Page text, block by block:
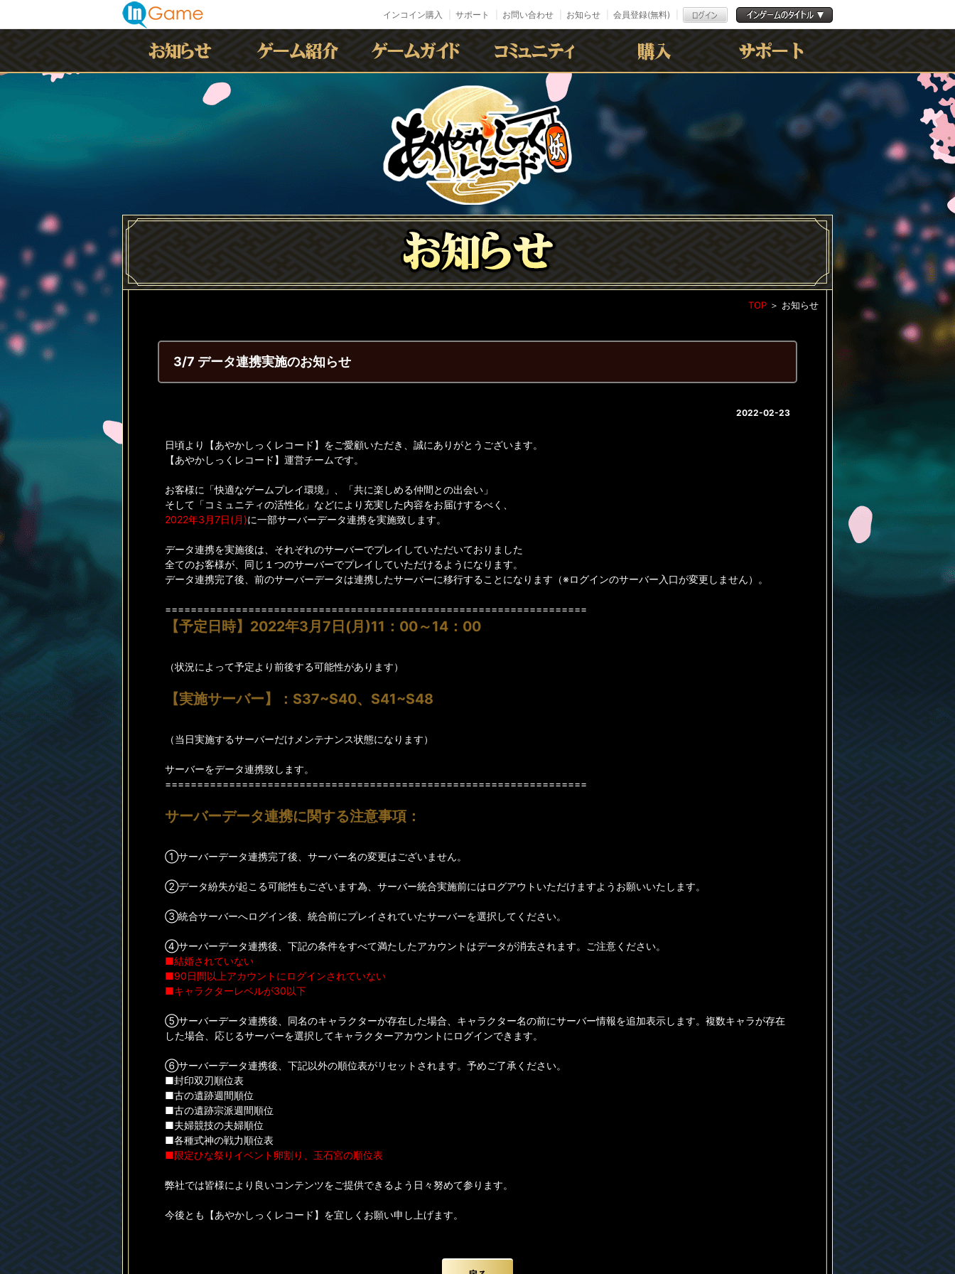
インコイン購入 サポート お問い合わせ お知らせ 会員登録(無料)
イベント 利用規約
ﾌﾟﾗｲﾊﾞｼｰﾎﾟﾘｼｰ
TOP ＞ お知らせ
3/7 データ連携実施のお知らせ
2022-02-23
日頃より【あやかしっくレコード】をご愛顧いただき、誠にありがとうございます。
【あやかしっくレコード】運営チームです。
お客様に「快適なゲームプレイ環境」、「共に楽しめる仲間との出会い」
そして「コミュニティの活性化」などにより充実した内容をお届けするべく、
2022年3月7日(月)に一部サーバーデータ連携を実施致します。
データ連携を実施後は、それぞれのサーバーでプレイしていただいておりました
全てのお客様が、同じ１つのサーバーでプレイしていただけるようになります。
データ連携完了後、前のサーバーデータは連携したサーバーに移行することになります（※ログインのサーバー入口が変更しません）。
==================================================================
【予定日時】2022年3月7日(月)11：00～14：00
（状況によって予定より前後する可能性があります）
【実施サーバー】：S37~S40、S41~S48
（当日実施するサーバーだけメンテナンス状態になります）
サーバーをデータ連携致します。
==================================================================
サーバーデータ連携に関する注意事項：
①サーバーデータ連携完了後、サーバー名の変更はございません。
②データ紛失が起こる可能性もございます為、サーバー統合実施前にはログアウトいただけますようお願いいたします。
③統合サーバーへログイン後、統合前にプレイされていたサーバーを選択してください。
④サーバーデータ連携後、下記の条件をすべて満たしたアカウントはデータが消去されます。ご注意ください。
■結婚されていない
■90日間以上アカウントにログインされていない
■キャラクターレベルが30以下
⑤サーバーデータ連携後、同名のキャラクターが存在した場合、キャラクター名の前にサーバー情報を追加表示します。複数キャラが存在
した場合、応じるサーバーを選択してキャラクターアカウントにログインできます。
⑥サーバーデータ連携後、下記以外の順位表がリセットされます。予めご了承ください。
■封印双刃順位表
■古の遺跡週間順位
■古の遺跡宗派週間順位
■夫婦競技の夫婦順位
■各種式神の戦力順位表
■限定ひな祭りイベント卵割り、玉石宮の順位表
弊社では皆様により良いコンテンツをご提供できるよう日々努めて参ります。
今後とも【あやかしっくレコード】を宜しくお願い申し上げます。